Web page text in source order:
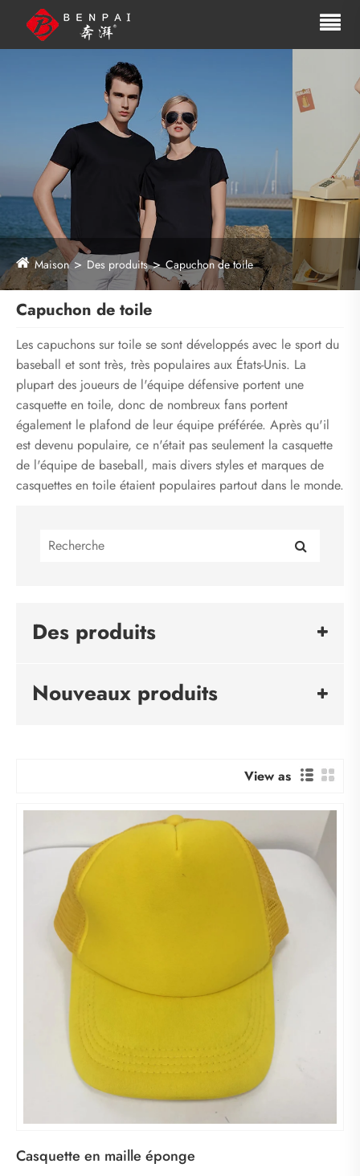
Maison Des produits Capuchon de toile
Capuchon de toile
Les capuchons sur toile se sont développés avec le sport du
baseball et sont très, très populaires aux États-Unis. La
plupart des joueurs de l'équipe défensive portent une
casquette en toile, donc de nombreux fans portent
également le plafond de leur équipe préférée. Après qu'il
est devenu populaire, ce n'était pas seulement la casquette
de l'équipe de baseball, mais divers styles et marques de
casquettes en toile étaient populaires partout dans le monde.
Des produits
Nouveaux produits
View as
Casquette en maille éponge